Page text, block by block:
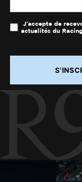
J'accepte de
actualités du